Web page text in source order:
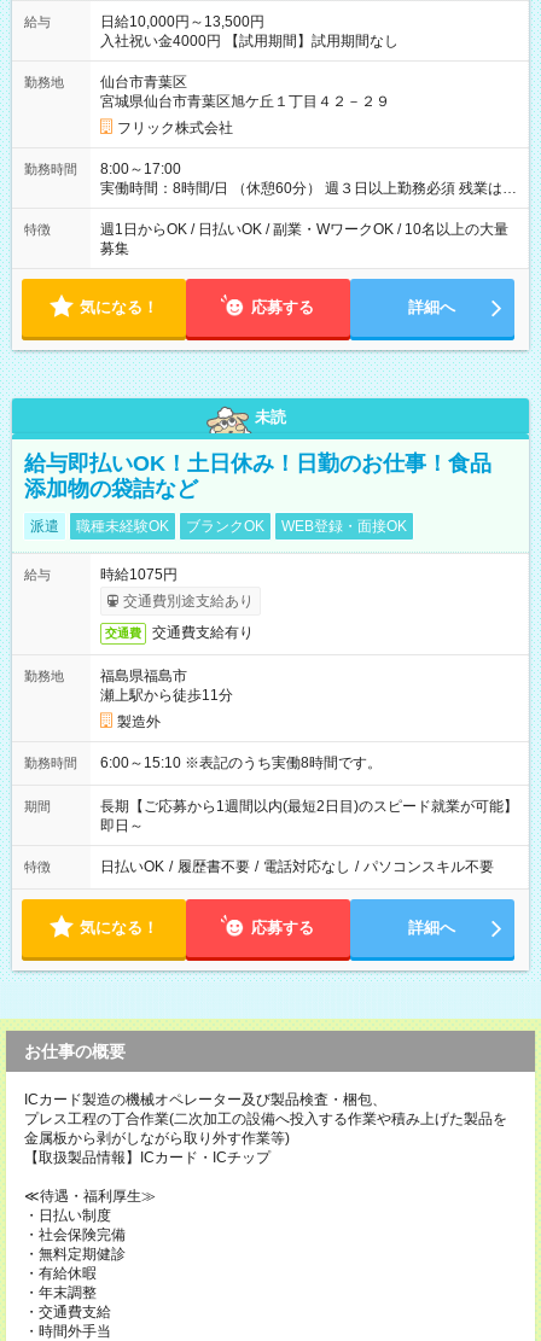
給与
日給10,000円～13,500円
入社祝い金4000円 【試用期間】試用期間なし
勤務地
仙台市青葉区
宮城県仙台市青葉区旭ケ丘１丁目４２－２９
フリック株式会社
勤務時間
8:00～17:00
実働時間：8時間/日 （休憩60分） 週３日以上勤務必須 残業はあ
りません。 ※短期の募集は行っておりません。予めご了承くだ
さいませ。
特徴
週1日からOK / 日払いOK / 副業・WワークOK / 10名以上の大量
募集
気になる！ 応募する 詳細へ
未読
給与即払いOK！土日休み！日勤のお仕事！食品
添加物の袋詰など
派遣 職種未経験OK ブランクOK WEB登録・面接OK
給与
時給1075円
交通費別途支給あり
交通費 交通費支給有り
勤務地
福島県福島市
瀬上駅から徒歩11分
製造外
勤務時間 6:00～15:10 ※表記のうち実働8時間です。
期間
長期【ご応募から1週間以内(最短2日目)のスピード就業が可能】
即日～
特徴 日払いOK / 履歴書不要 / 電話対応なし / パソコンスキル不要
気になる！ 応募する 詳細へ
お仕事の概要
ICカード製造の機械オペレーター及び製品検査・梱包、
プレス工程の丁合作業(二次加工の設備へ投入する作業や積み上げた製品を
金属板から剥がしながら取り外す作業等)
【取扱製品情報】ICカード・ICチップ
≪待遇・福利厚生≫
・日払い制度
・社会保険完備
・無料定期健診
・有給休暇
・年末調整
・交通費支給
・時間外手当